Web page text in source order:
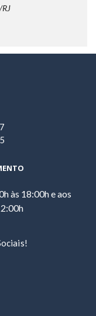
RJ
às 18:00h e aos